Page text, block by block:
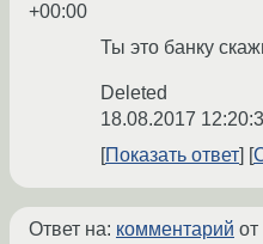
+00:00
Ты это банку
Deleted
18.08.2017
Показать ответ
Ответ на: комментарий